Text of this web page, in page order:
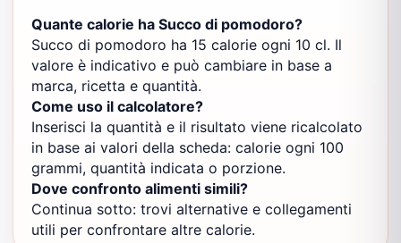
Quante calorie ha Succo di pomodoro?
Succo di pomodoro ha 15 calorie ogni 10 cl. Il
valore è indicativo e può cambiare in base a
marca, ricetta e quantità.
Come uso il calcolatore?
Inserisci la quantità e il risultato viene ricalcolato
in base ai valori della scheda: calorie ogni 100
grammi, quantità indicata o porzione.
Dove confronto alimenti simili?
Continua sotto: trovi alternative e collegamenti
utili per confrontare altre calorie.